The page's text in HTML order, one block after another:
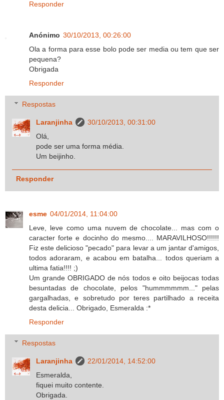
Responder
Anónimo 30/10/2013, 00:26:00
Ola a forma para esse bolo pode ser media ou tem que ser
pequena?
Obrigada
Responder
Respostas
Laranjinha
30/10/2013, 00:31:00
Olá,
pode ser uma forma média.
Um beijinho.
Responder
esme 04/01/2014, 11:04:00
Leve, leve como uma nuvem de chocolate... mas com o
caracter forte e docinho do mesmo.... MARAVILHOSO!!!!!!
Fiz este delicioso "pecado" para levar a um jantar d'amigos,
todos adoraram, e acabou em batalha... todos queriam a
ultima fatia!!!! ;)
Um grande OBRIGADO de nós todos e oito beijocas todas
besuntadas de chocolate, pelos "hummmmmm..." pelas
gargalhadas, e sobretudo por teres partilhado a receita
desta delicia... Obrigado, Esmeralda :*
Responder
Respostas
Laranjinha
22/01/2014, 14:52:00
Esmeralda,
fiquei muito contente.
Obrigada.